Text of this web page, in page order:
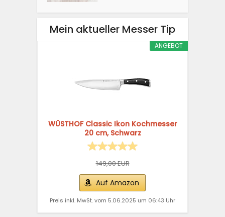
Mein aktueller Messer Tip
ANGEBOT
WÜSTHOF Classic Ikon Kochmesser
20 cm, Schwarz
149,00 EUR
Auf Amazon
Preis inkl. MwSt. vom 5.06.2025 um 06:43 Uhr